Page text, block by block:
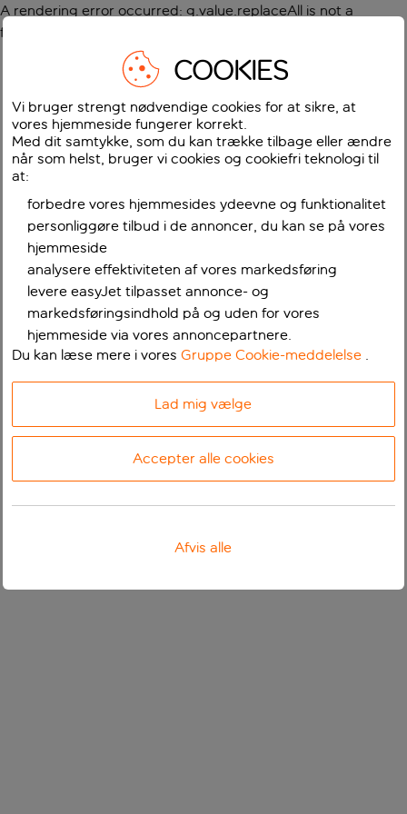
A rendering error occurred: g.value.replaceAll is not a
function
COOKIES
Vi bruger strengt nødvendige cookies for at sikre, at
vores hjemmeside fungerer korrekt.
Med dit samtykke, som du kan trække tilbage eller ændre
når som helst, bruger vi cookies og cookiefri teknologi til
at:
forbedre vores hjemmesides ydeevne og funktionalitet
personliggøre tilbud i de annoncer, du kan se på vores
hjemmeside
analysere effektiviteten af vores markedsføring
levere easyJet tilpasset annonce- og
markedsføringsindhold på og uden for vores
hjemmeside via vores annoncepartnere.
Du kan læse mere i voresGruppe Cookie-meddelelse .
Lad mig vælge
Accepter alle cookies
Afvis alle